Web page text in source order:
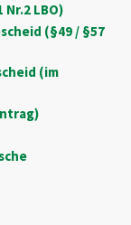
LBO)
(§49 / §57
(im